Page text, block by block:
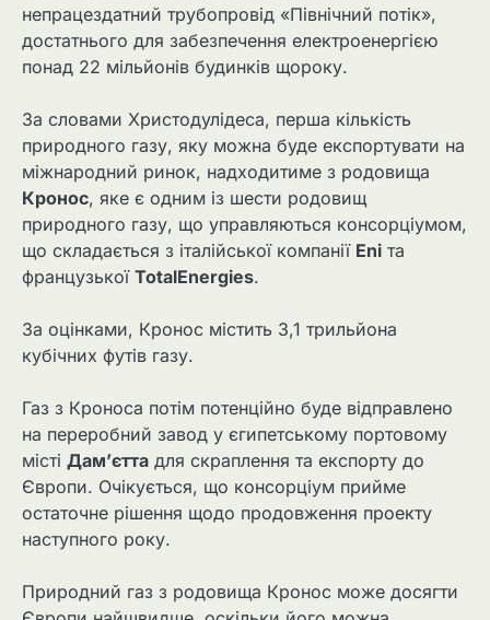
непрацездатний трубопровід «Північний потік»,
достатнього для забезпечення електроенергією
понад 22 мільйонів будинків щороку.
За словами Христодулідеса, перша кількість
природного газу, яку можна буде експортувати на
міжнародний ринок, надходитиме з родовища
Кронос, яке є одним із шести родовищ
природного газу, що управляються консорціумом,
що складається з італійської компанії Eni та
французької TotalEnergies.
За оцінками, Кронос містить 3,1 трильйона
кубічних футів газу.
Газ з Кроноса потім потенційно буде відправлено
на переробний завод у єгипетському портовому
місті Дам’єтта для скраплення та експорту до
Європи. Очікується, що консорціум прийме
остаточне рішення щодо продовження проекту
наступного року.
Природний газ з родовища Кронос може досягти